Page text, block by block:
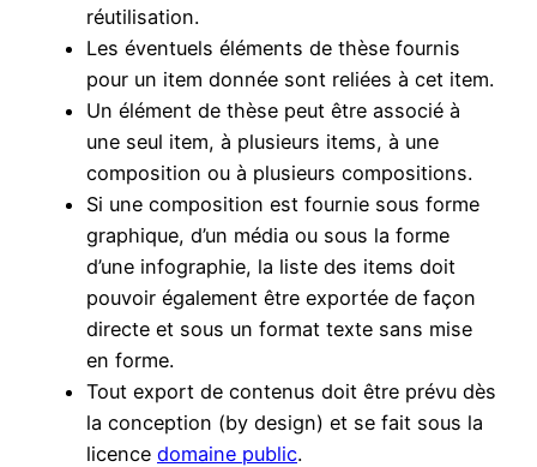
réutilisation.
Les éventuels éléments de thèse fournis
pour un item donnée sont reliées à cet item.
Un élément de thèse peut être associé à
une seul item, à plusieurs items, à une
composition ou à plusieurs compositions.
Si une composition est fournie sous forme
graphique, d’un média ou sous la forme
d’une infographie, la liste des items doit
pouvoir également être exportée de façon
directe et sous un format texte sans mise
en forme.
Tout export de contenus doit être prévu dès
la conception (by design) et se fait sous la
licence domaine public.